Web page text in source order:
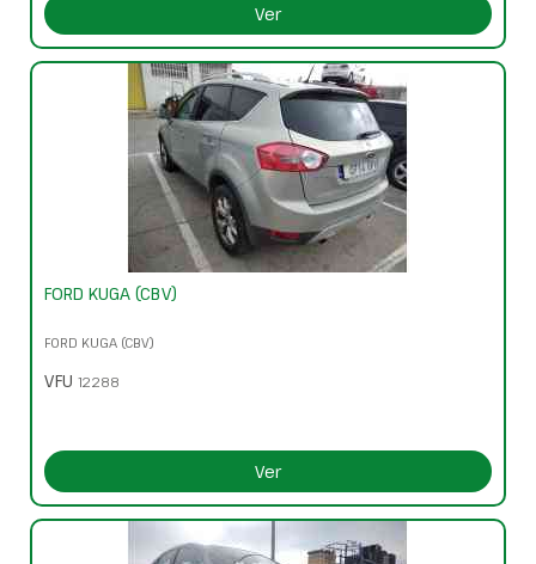
Ver
FORD KUGA (CBV)
FORD KUGA (CBV)
VFU 12288
Ver